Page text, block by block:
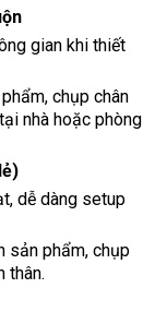
gian khi thiết
chụp chân
nhà hoặc phòng
dễ dàng setup
sản phẩm, chụp
thân.